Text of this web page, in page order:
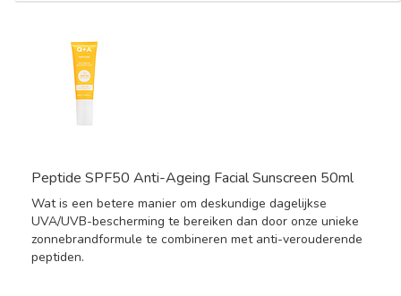
Peptide SPF50 Anti-Ageing Facial Sunscreen 50ml
Wat is een betere manier om deskundige dagelijkse
UVA/UVB-bescherming te bereiken dan door onze unieke
zonnebrandformule te combineren met anti-verouderende
peptiden.